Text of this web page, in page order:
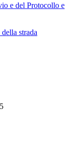
e del Protocollo e
strada